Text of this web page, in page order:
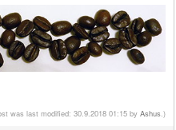
was last modified: 30.9.2018 01:15 by Ashus.)